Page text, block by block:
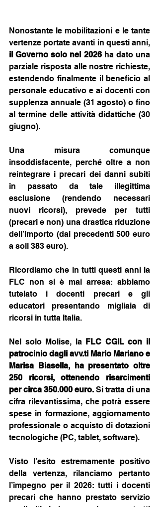
Nonostante le mobilitazioni e le tante
il Governo solo nel 2026 ha dato una
parziale risposta alle nostre richieste,
estendendo finalmente il beneficio al
personale educativo e ai docenti con
supplenza annuale (31 agosto) o fino
al termine delle attività didattiche (30
giugno).
Una misura comunque
insoddisfacente, perché oltre a non
reintegrare i precari dei danni subiti
in passato da tale illegittima
esclusione (rendendo necessari
nuovi ricorsi), prevede per tutti
(precari e non) una drastica riduzione
dell’importo (dai precedenti 500 euro
a soli 383 euro).
Ricordiamo che in tutti questi anni la
FLC non si è mai arresa: abbiamo
tutelato i docenti precari e gli
educatori presentando migliaia di
ricorsi in tutta Italia.
Nel solo Molise, la FLC CGIL con il
patrocinio dagli avv.ti Mario Mariano e
Marisa Biasella, ha presentato oltre
250 ricorsi, ottenendo risarcimenti
per circa 350.000 euro. Si tratta di una
cifra rilevantissima, che potrà essere
spese in formazione, aggiornamento
professionale o acquisto di dotazioni
tecnologiche (PC, tablet, software).
Visto l’esito estremamente positivo
della vertenza, rilanciamo pertanto
l’impegno per il 2026: tutti i docenti
precari che hanno prestato servizio